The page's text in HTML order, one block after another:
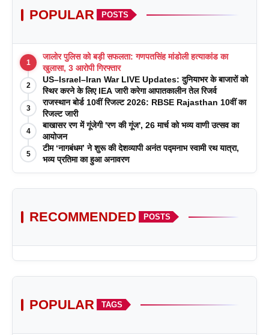
POPULAR POSTS
1
जालोर पुलिस को बड़ी सफलता: गणपतसिंह मांडोली हत्याकांड का
खुलासा, 3 आरोपी गिरफ्तार
2
US–Israel–Iran War LIVE Updates: दुनियाभर के बाजारों को
स्थिर करने के लिए IEA जारी करेगा आपातकालीन तेल रिजर्व
3
राजस्थान बोर्ड 10वीं रिजल्ट 2026: RBSE Rajasthan 10वीं का
रिजल्ट जारी
4
बाखासर रण में गूंजेगी 'रण की गूंज', 26 मार्च को भव्य वाणी उत्सव का
आयोजन
5
टीम ‘नागबंधम’ ने शुरू की देशव्यापी अनंत पद्मनाभ स्वामी रथ यात्रा,
भव्य प्रतिमा का हुआ अनावरण
RECOMMENDED POSTS
POPULAR TAGS